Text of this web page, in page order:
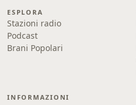
ESPLORA
Stazioni radio
Podcast
Brani Popolari
INFORMAZIONI